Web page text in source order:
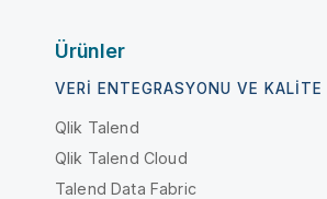
Ürünler
VERI ENTEGRASYONU VE KALITE
Qlik Talend
Qlik Talend Cloud
Talend Data Fabric